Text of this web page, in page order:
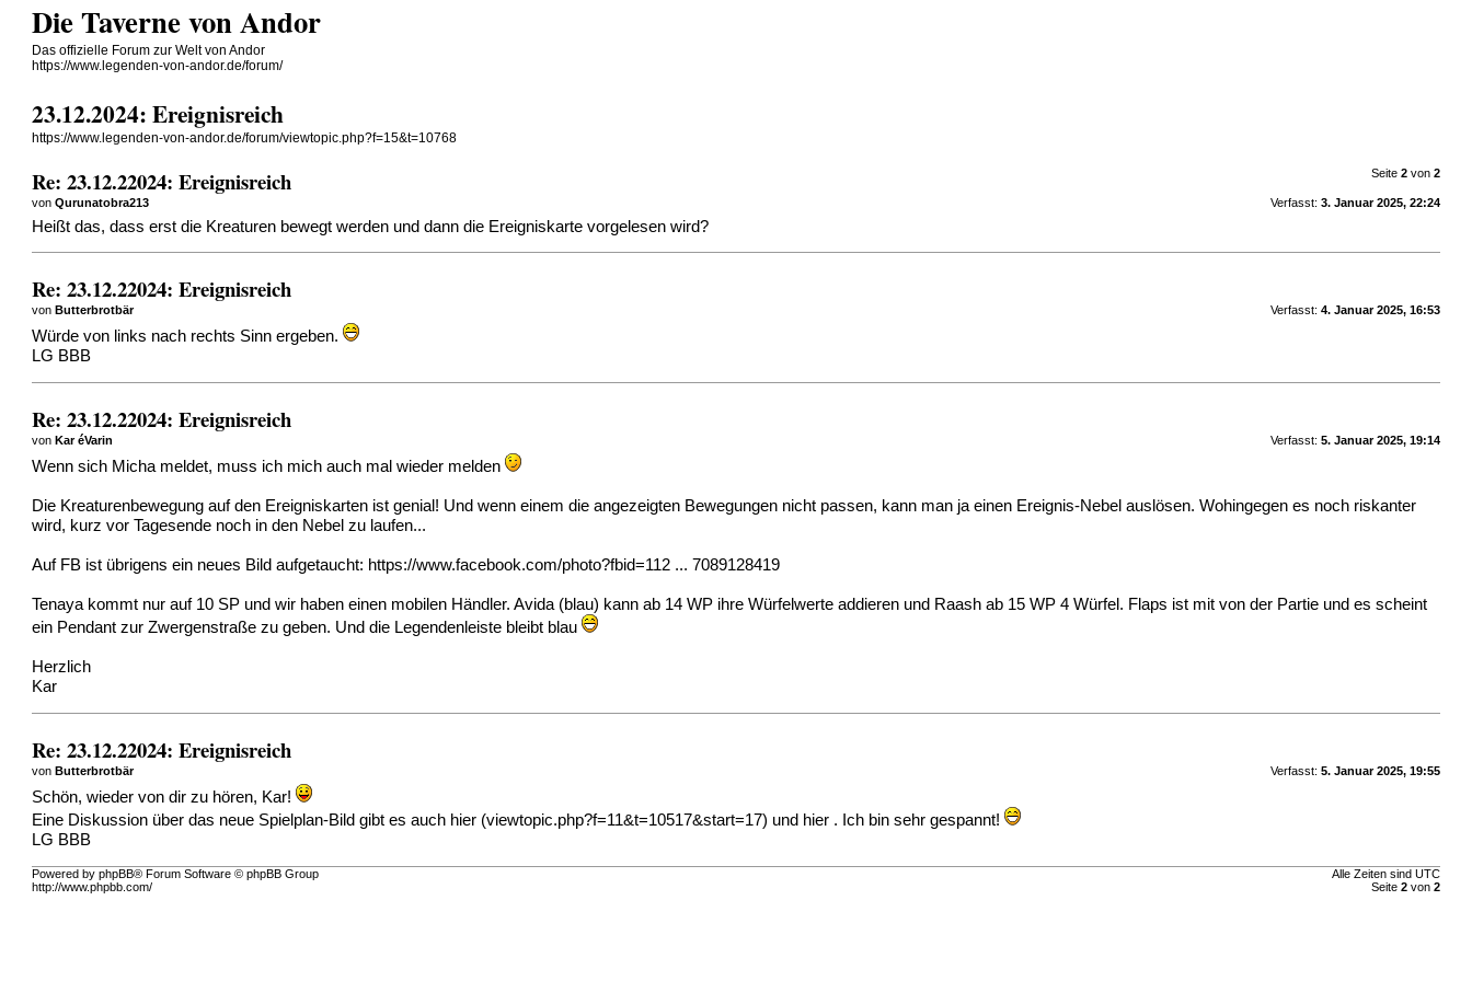
Die Taverne von Andor
Das offizielle Forum zur Welt von Andor
https://www.legenden-von-andor.de/forum/
23.12.2024: Ereignisreich
https://www.legenden-von-andor.de/forum/viewtopic.php?f=15&t=10768
Seite 2von 2
Re: 23.12.22024: Ereignisreich
Verfasst: 3. Januar 2025, 22:24
vonQurunatobra213
Heißt das, dass erst die Kreaturen bewegt werden und dann die Ereigniskarte vorgelesen wird?
Re: 23.12.22024: Ereignisreich
Verfasst: 4. Januar 2025, 16:53
vonButterbrotbär
Würde von links nach rechts Sinn ergeben.
LG BBB
Re: 23.12.22024: Ereignisreich
Verfasst: 5. Januar 2025, 19:14
vonKar éVarin
Wenn sich Micha meldet, muss ich mich auch mal wieder melden
Die Kreaturenbewegung auf den Ereigniskarten ist genial! Und wenn einem die angezeigten Bewegungen nicht passen, kann man ja einen Ereignis-Nebel auslösen. Wohingegen es noch riskanter
wird, kurz vor Tagesende noch in den Nebel zu laufen...
Auf FB ist übrigens ein neues Bild aufgetaucht: https://www.facebook.com/photo?fbid=112 ... 7089128419
Tenaya kommt nur auf 10 SP und wir haben einen mobilen Händler. Avida (blau) kann ab 14 WP ihre Würfelwerte addieren und Raash ab 15 WP 4 Würfel. Flaps ist mit von der Partie und es scheint
ein Pendant zur Zwergenstraße zu geben. Und die Legendenleiste bleibt blau
Herzlich
Kar
Re: 23.12.22024: Ereignisreich
Verfasst: 5. Januar 2025, 19:55
vonButterbrotbär
Schön, wieder von dir zu hören, Kar!
Eine Diskussion über das neue Spielplan-Bild gibt es auch hier (viewtopic.php?f=11&t=10517&start=17) und hier . Ich bin sehr gespannt!
LG BBB
Alle Zeiten sind UTC
Seite 2von 2
Powered by phpBB® Forum Software © phpBB Group
http://www.phpbb.com/